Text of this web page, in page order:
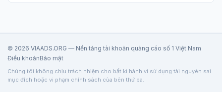
© 2026 VIAADS.ORG — Nền tảng tài khoản quảng cáo số 1 Việt Nam
Điều khoảnBảo mật
Chúng tôi không chịu trách nhiệm cho bất kì hành vi sử dụng tài nguyên sai
mục đích hoặc vi phạm chính sách của bên thứ ba.